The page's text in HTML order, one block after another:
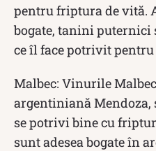
pentru friptura de vită.
bogate, tanini puternici
ce îl face potrivit pentru
Malbec: Vinurile
argentiniană Mendoza,
se potrivi bine cu
sunt adesea bogate în